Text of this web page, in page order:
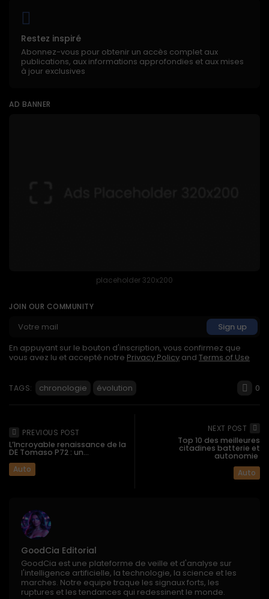
Restez inspiré
Abonnez-vous pour obtenir un accès complet aux
publications, aux informations approfondies et aux mises
à jour exclusives
AD BANNER
placeholder 320x200
JOIN OUR COMMUNITY
En appuyant sur le bouton d'inscription, vous confirmez que
vous avez lu et accepté notre Privacy Policy and Terms of Use
TAGS: chronologie évolution 0
PREVIOUS POST
L’Incroyable renaissance de la
DE Tomaso P72 : un...
Auto
NEXT POST
Top 10 des meilleures
citadines batterie et
autonomie
Auto
GoodCia Editorial
GoodCia est une plateforme de veille et d'analyse sur
l'intelligence artificielle, la technologie, la science et les
marches. Notre equipe traque les signaux forts, les
ruptures et les tendances qui redessinent le monde.